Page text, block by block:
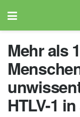
Mehr als
HTLV-1